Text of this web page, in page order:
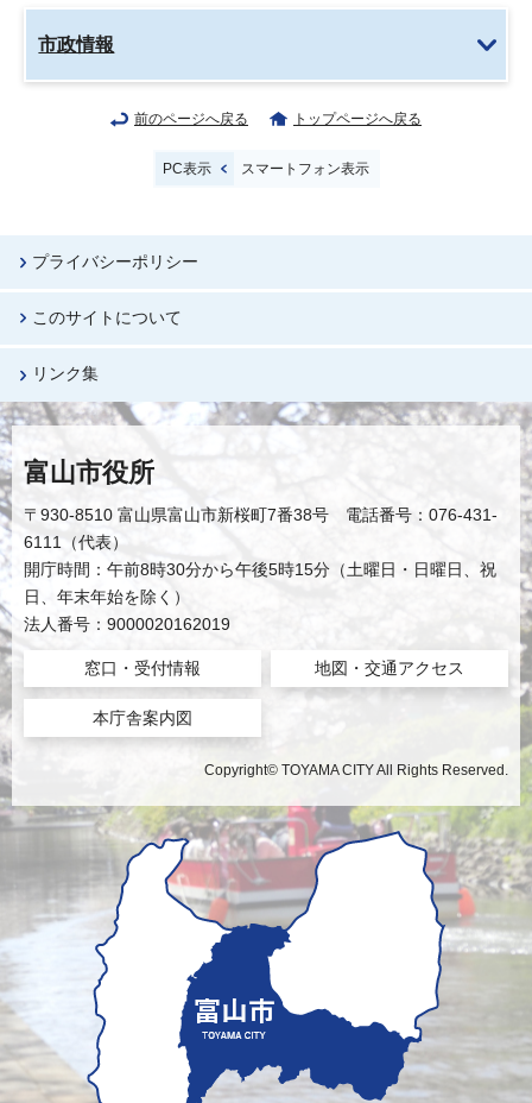
市政情報
前のページへ戻る トップページへ戻る
PC表示 スマートフォン表示
プライバシーポリシー
このサイトについて
リンク集
富山市役所
〒930-8510 富山県富山市新桜町7番38号 電話番号：076-431-
6111（代表）
開庁時間：午前8時30分から午後5時15分（土曜日・日曜日、祝
日、年末年始を除く）
法人番号：9000020162019
窓口・受付情報 地図・交通アクセス
本庁舎案内図
Copyright© TOYAMA CITY All Rights Reserved.